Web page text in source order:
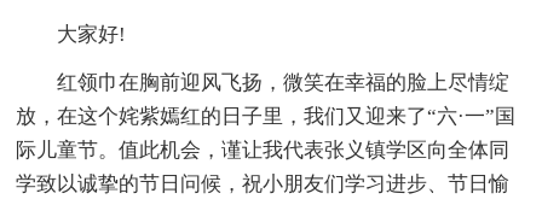
大家好!
红领巾在胸前迎风飞扬，微笑在幸福的脸上尽情绽
放，在这个姹紫嫣红的日子里，我们又迎来了“六·一”国
际儿童节。值此机会，谨让我代表张义镇学区向全体同
学致以诚挚的节日问候，祝小朋友们学习进步、节日愉